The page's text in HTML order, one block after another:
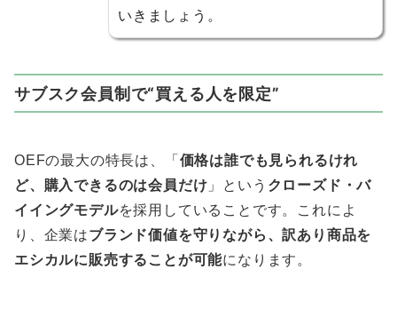
いきましょう。
サブスク会員制で“買える人を限定”
OEFの最大の特長は、「 価格は誰でも見られるけれ
ど、購入できるのは会員だけ 」という クローズド・バ
イイングモデルを採用していることです。これによ
り、企業はブランド価値を守りながら、訳あり商品を
エシカルに販売することが可能になります。